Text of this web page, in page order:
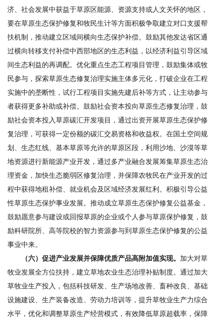
济、社会发展中获益于草原区能源、资源支持或人文关怀的地区，
要在草原生态保护修复和牧民生计等方面积极争取建立对口支援帮
扶机制，推动建立区域间横向生态保护补偿。鼓励其他发达省区通
过横向转移支付补偿中西部地区的生态利益，以经济利益引导区域
间生态利益的再调配。优化重点生态工程项目管理，鼓励集体或牧
民参与，探索草原生态修复治理实施主体多元化，打破企业在工程
实施中的垄断性，试行工程项目实施先建后补等方式，让主动参与
者获得更多补助或补偿。鼓励社会资本投向草原生态修复治理，鼓
励社会资本投入草原碳汇开发项目，通过出资开展草原生态保护修
复治理，可获得一定份额的碳汇交易资格和收益权。在国土空间规
划、生态红线、基本草原等允许的草原区段，利用沙地、沙漠等草
地资源进行新能源产业开发，通过多产业融合发展筹集草原生态治
理资金，加快生态脆弱区修复治理，并保障农牧民在产业开发的过
程中获得地租补偿、就业机会及区域经济发展红利。积极引导公益
性草原生态保护事业发展。推动成立草原生态保护修复公益基金，
鼓励愿意参与建设或回报草原的企业或个人参与草原保护修复，鼓
励科研院所、高等院校的智力资源参与到草原生态保护修复的公益
事业中来。
（六）促进产业发展并保障优质产品高附加值实现。 加大对草
牧业发展全方位扶持，建立草地农业生态治理补贴制度。通过加大
草牧业生产投入，包括科技研发、生产场地改善、畜种改良、基础
设施建设、生产装备改造、劳动力培训等，提升草牧业生产力综合
水平，优化和调整草原生产经营模式，有效降低草原超载率，保障